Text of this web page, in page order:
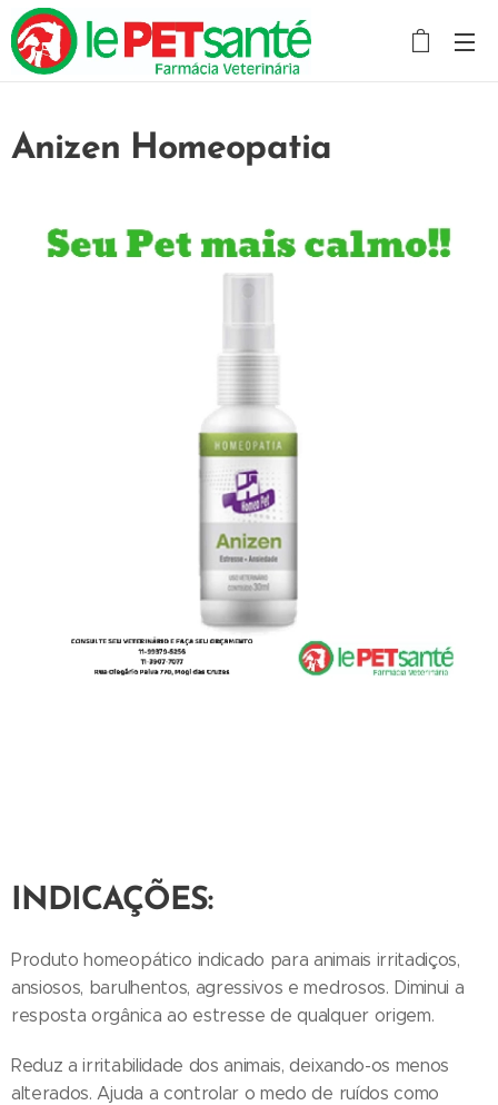
Anizen Homeopatia
INDICAÇÕES:
Produto homeopático indicado para animais irritadiços,
ansiosos, barulhentos, agressivos e medrosos. Diminui a
resposta orgânica ao estresse de qualquer origem.
Reduz a irritabilidade dos animais, deixando-os menos
alterados. Ajuda a controlar o medo de ruídos como